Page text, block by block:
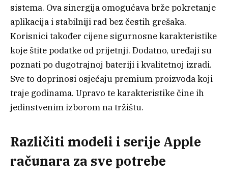
sistema. Ova sinergija omogućava brže pokretanje
aplikacija i stabilniji rad bez čestih grešaka.
Korisnici također cijene sigurnosne karakteristike
koje štite podatke od prijetnji. Dodatno, uređaji su
poznati po dugotrajnoj bateriji i kvalitetnoj izradi.
Sve to doprinosi osjećaju premium proizvoda koji
traje godinama. Upravo te karakteristike čine ih
jedinstvenim izborom na tržištu.
Različiti modeli i serije Apple
računara za sve potrebe